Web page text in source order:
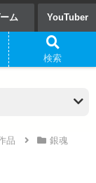
ム YouTuber
品
銀魂
検索